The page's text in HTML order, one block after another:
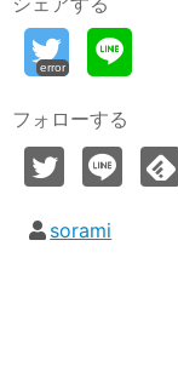
error
フォローする
sorami